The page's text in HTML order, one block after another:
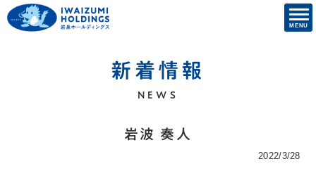
新着情報
NEWS
岩波 奏人
2022/3/28